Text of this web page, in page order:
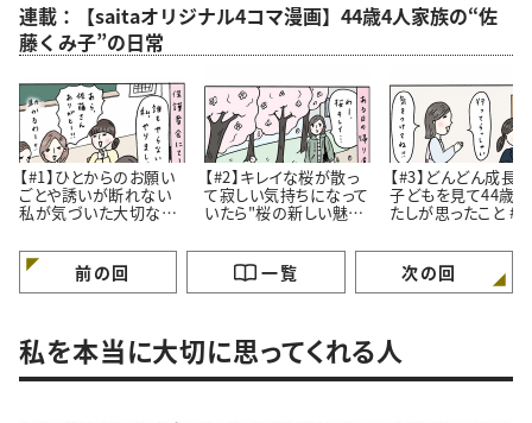
連載：【saitaオリジナル4コマ漫画】44歳4人家族の“佐
藤くみ子”の日常
【#1】ひとからのお願い
ごとや誘いが断れない
私が気づいた大切なこ
【#2】キレイな桜が散っ
て寂しい気持ちになって
いたら"桜の新しい魅
#4コマ漫画
【#3】どんどん成長
子どもを見て44歳
たしが思ったこと #4コ
前の回 一覧 次の回
私を本当に大切に思ってくれる人